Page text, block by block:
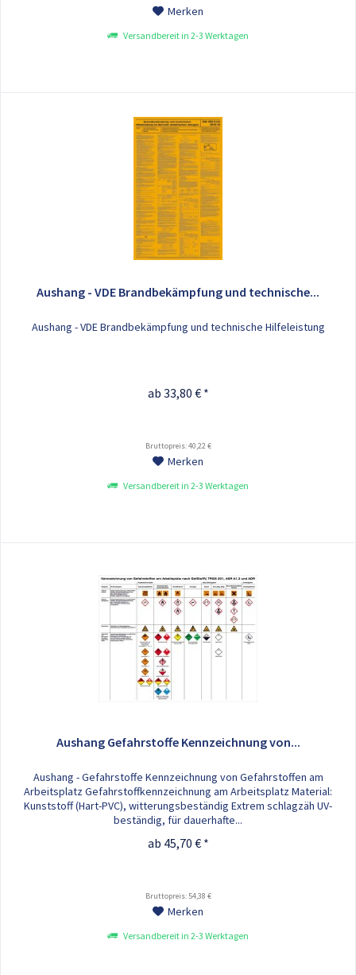
Merken
Versandbereit in 2-3 Werktagen
Aushang - VDE Brandbekämpfung und technische...
Aushang - VDE Brandbekämpfung und technische Hilfeleistung
ab 33,80 € *
Bruttopreis: 40,22 €
Merken
Versandbereit in 2-3 Werktagen
Aushang Gefahrstoffe Kennzeichnung von...
Aushang - Gefahrstoffe Kennzeichnung von Gefahrstoffen am
Arbeitsplatz Gefahrstoffkennzeichnung am Arbeitsplatz Material:
Kunststoff (Hart-PVC), witterungsbeständig Extrem schlagzäh UV-
beständig, für dauerhafte...
ab 45,70 € *
Bruttopreis: 54,38 €
Merken
Versandbereit in 2-3 Werktagen